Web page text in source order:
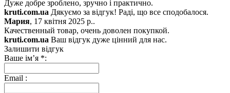
Дуже добре зроблено, зручно і практично.
kruti.com.ua Дякуємо за відгук! Раді, що все сподобалося.
Мария, 17 квітня 2025 р..
Качественный товар, очень доволен покупкой.
kruti.com.ua Ваш відгук дуже цінний для нас.
Залишити відгук
Ваше ім’я *:
Email :